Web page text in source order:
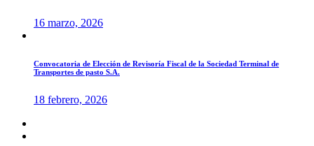
16 marzo, 2026
Convocatoria de Elección de Revisoría Fiscal de la Sociedad Terminal de
Transportes de pasto S.A.
18 febrero, 2026